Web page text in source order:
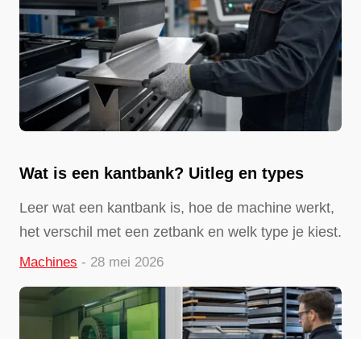
Wat is een kantbank? Uitleg en types
Leer wat een kantbank is, hoe de machine werkt,
het verschil met een zetbank en welk type je kiest.
Machines - 28 mei 2026